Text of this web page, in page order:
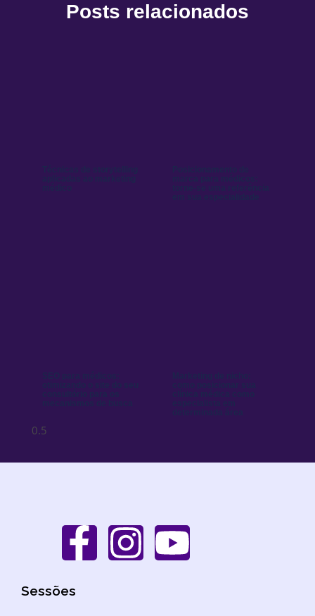
Posts relacionados
Sessões